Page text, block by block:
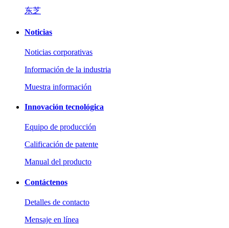
东芝
Noticias
Noticias corporativas
Información de la industria
Muestra información
Innovación tecnológica
Equipo de producción
Calificación de patente
Manual del producto
Contáctenos
Detalles de contacto
Mensaje en línea